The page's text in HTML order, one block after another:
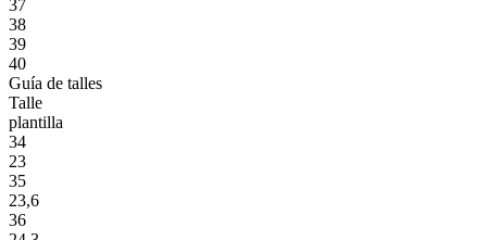
37
38
39
40
Guía de talles
Talle
plantilla
34
23
35
23,6
36